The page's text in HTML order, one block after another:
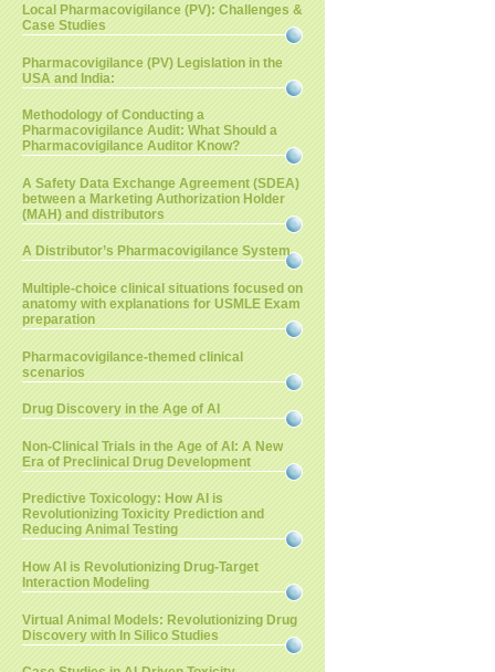
Local Pharmacovigilance (PV): Challenges &
Case Studies
Pharmacovigilance (PV) Legislation in the
USA and India:
Methodology of Conducting a
Pharmacovigilance Audit: What Should a
Pharmacovigilance Auditor Know?
A Safety Data Exchange Agreement (SDEA)
between a Marketing Authorization Holder
(MAH) and distributors
A Distributor’s Pharmacovigilance System
Multiple-choice clinical situations focused on
anatomy with explanations for USMLE Exam
preparation
Pharmacovigilance-themed clinical
scenarios
Drug Discovery in the Age of AI
Non-Clinical Trials in the Age of AI: A New
Era of Preclinical Drug Development
Predictive Toxicology: How AI is
Revolutionizing Toxicity Prediction and
Reducing Animal Testing
How AI is Revolutionizing Drug-Target
Interaction Modeling
Virtual Animal Models: Revolutionizing Drug
Discovery with In Silico Studies